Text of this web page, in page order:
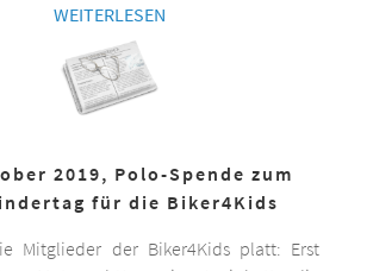
WEITERLESEN
2019, Polo-Spende zum
für die Biker4Kids
Mitglieder der Biker4Kids platt: Erst